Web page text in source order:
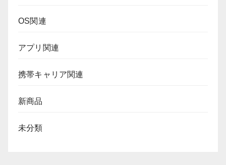
OS関連
アプリ関連
携帯キャリア関連
新商品
未分類